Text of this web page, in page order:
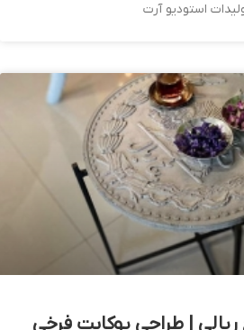
استودیو آرت
ریالی | طراحی یوکابت فرخی